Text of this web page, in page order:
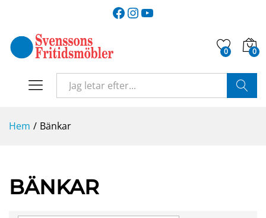
Facebook
Instagram
YouTube
0 0
Hem / Bänkar
BÄNKAR